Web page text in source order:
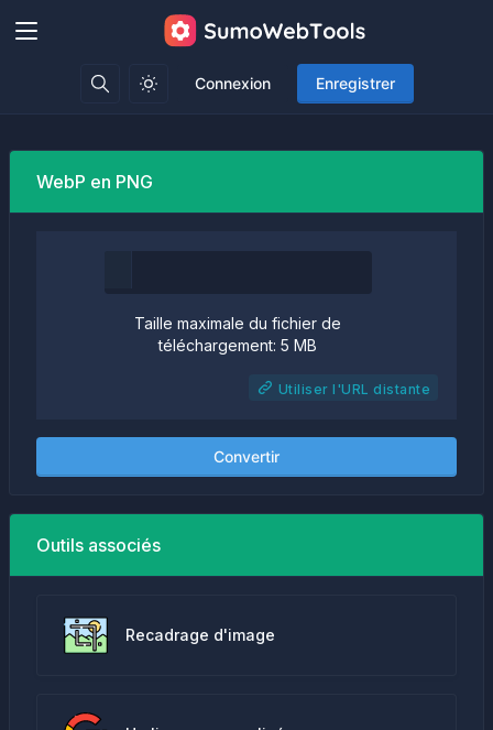
Connexion Enregistrer
WebP en PNG
Taille maximale du fichier de
téléchargement: 5 MB
Utiliser l'URL distante
Convertir
Outils associés
Recadrage d'image